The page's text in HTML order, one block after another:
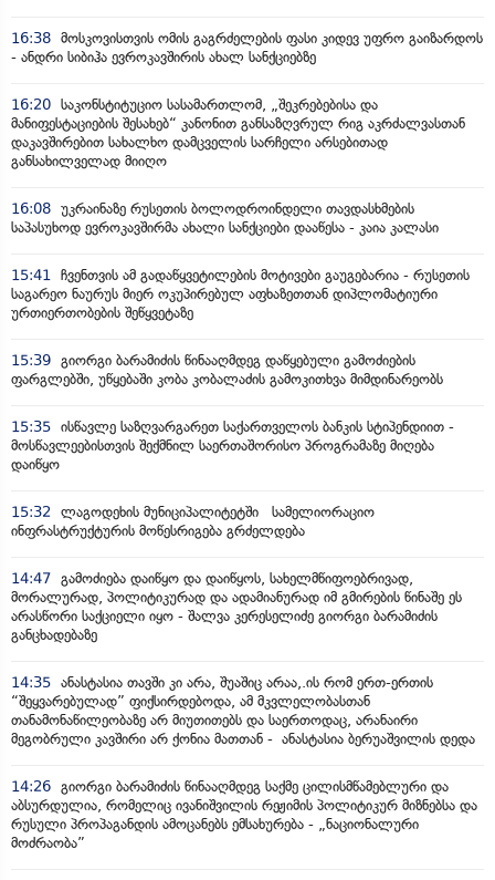
16:38 მოსკოვისთვის ომის გაგრძელების ფასი კიდევ უფრო გაიზარდოს
- ანდრი სიბიჰა ევროკავშირის ახალ სანქციებზე
16:20 საკონსტიტუციო სასამართლომ, „შეკრებებისა და
მანიფესტაციების შესახებ“ კანონით განსაზღვრულ რიგ აკრძალვასთან
დაკავშირებით სახალხო დამცველის სარჩელი არსებითად
განსახილველად მიიღო
16:08 უკრაინაზე რუსეთის ბოლოდროინდელი თავდასხმების
საპასუხოდ ევროკავშირმა ახალი სანქციები დააწესა - კაია კალასი
15:41
ჩვენთვის ამ გადაწყვეტილების მოტივები გაუგებარია - რუსეთის
საგარეო ნაურუს მიერ ოკუპირებულ აფხაზეთთან დიპლომატიური
ურთიერთობების შეწყვეტაზე
15:39 გიორგი ბარამიძის წინააღმდეგ დაწყებული გამოძიების
ფარგლებში, უწყებაში კობა კობალაძის გამოკითხვა მიმდინარეობს
15:35 ისწავლე საზღვარგარეთ საქართველოს ბანკის სტიპენდიით -
მოსწავლეებისთვის შექმნილ საერთაშორისო პროგრამაზე მიღება
დაიწყო
15:32
ლაგოდეხის მუნიციპალიტეტში სამელიორაციო
ინფრასტრუქტურის მოწესრიგება გრძელდება
14:47 გამოძიება დაიწყო და დაიწყოს, სახელმწიფოებრივად,
მორალურად, პოლიტიკურად და ადამიანურად იმ გმირების წინაშე ეს
არასწორი საქციელი იყო - შალვა კერესელიძე გიორგი ბარამიძის
განცხადებაზე
14:35 ანასტასია თავში კი არა, შუაშიც არაა,.ის რომ ერთ-ერთის
“შეყვარებულად” ფიქსირდებოდა, ამ მკვლელობასთან
თანამონაწილეობაზე არ მიუთითებს და საერთოდაც, არანაირი
მეგობრული კავშირი არ ქონია მათთან - ანასტასია ბერუაშვილის დედა
14:26 გიორგი ბარამიძის წინააღმდეგ საქმე ცილისმწამებლური და
აბსურდულია, რომელიც ივანიშვილის რეჟიმის პოლიტიკურ მიზნებსა და
რუსული პროპაგანდის ამოცანებს ემსახურება - „ნაციონალური
მოძრაობა”